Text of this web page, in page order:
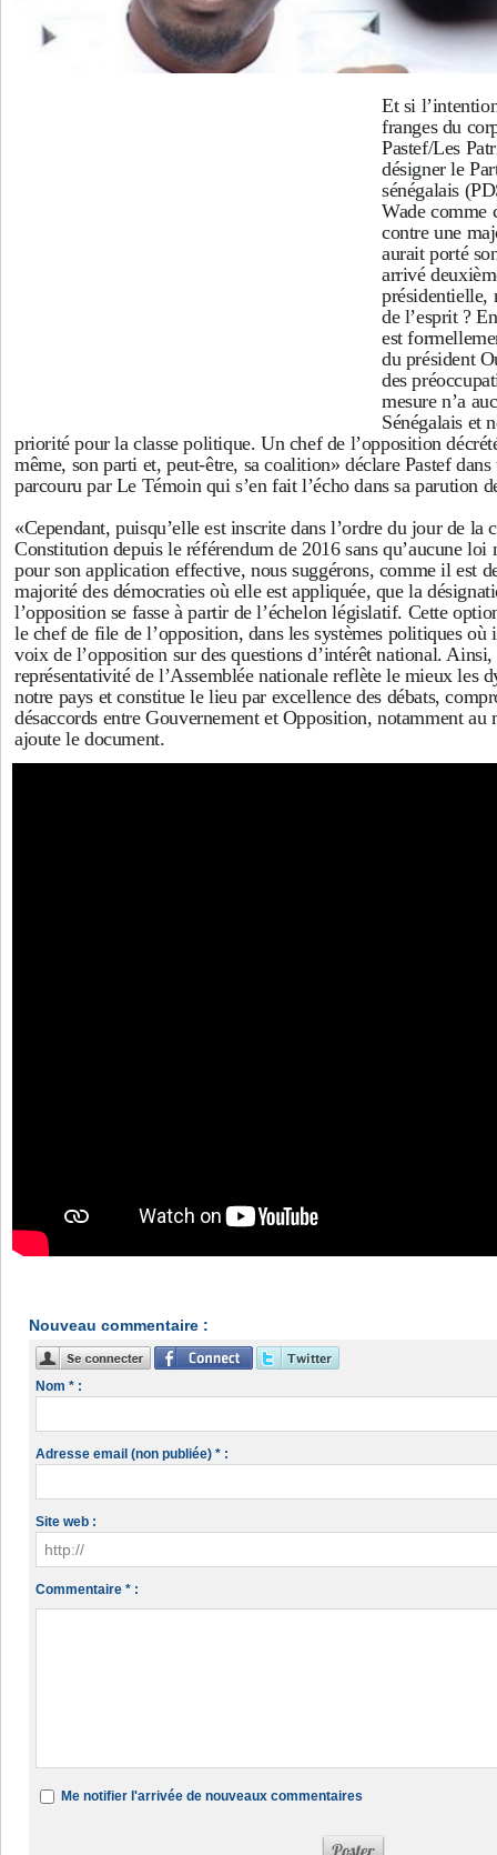
Et si
franges du
Pastef/Les
désigner le
sénégalais
Wade comme
contre une
aurait porté
arrivé
présidentielle,
de l’esprit ?
est
du président
des
mesure n’a
Sénégalais et
priorité pour la classe politique. Un chef de l’opposition
même, son parti et, peut-être, sa coalition» déclare Pastef
parcouru par Le Témoin qui s’en fait l’écho dans sa parution
«Cependant, puisqu’elle est inscrite dans l’ordre du jour de la
Constitution depuis le référendum de 2016 sans qu’aucune loi
pour son application effective, nous suggérons, comme il est
majorité des démocraties où elle est appliquée, que la
l’opposition se fasse à partir de l’échelon législatif. Cette
le chef de file de l’opposition, dans les systèmes politiques où
voix de l’opposition sur des questions d’intérêt national.
représentativité de l’Assemblée nationale reflète le mieux les
notre pays et constitue le lieu par excellence des débats,
désaccords entre Gouvernement et Opposition, notamment au
ajoute le document.
Nouveau commentaire :
Nom * :
Adresse email (non publiée) * :
Site web :
Commentaire * :
Me notifier l'arrivée de nouveaux commentaires